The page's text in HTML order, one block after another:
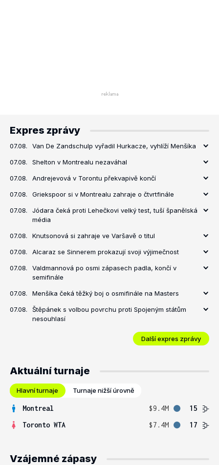
Expres zprávy
07.08. Van De Zandschulp vyřadil Hurkacze, vyhlíží Menšíka
07.08. Shelton v Montrealu nezaváhal
07.08. Andrejevová v Torontu překvapivě končí
07.08. Griekspoor si v Montrealu zahraje o čtvrtfinále
07.08.
Jódara čeká proti Lehečkovi velký test, tuší španělská
média
07.08. Knutsonová si zahraje ve Varšavě o titul
07.08. Alcaraz se Sinnerem prokazují svoji výjimečnost
07.08.
Valdmannová po osmi zápasech padla, končí v
semifinále
07.08. Menšíka čeká těžký boj o osmifinále na Masters
07.08.
Štěpánek s volbou povrchu proti Spojeným státům
nesouhlasí
Další expres zprávy
Aktuální turnaje
Hlavní turnaje Turnaje nižší úrovně
Montreal $9.4M
15
Toronto WTA
$7.4M 17
Vzájemné zápasy